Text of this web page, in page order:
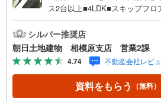
ス2台以上■4LDK■スキップフ
間はお電話が繋がりやすくなっ
特に問い合わせが集中するため
い。「室内・現地を見学する」
とご見学がスムーズです。【創
85年町田にて開業し、東京・
展開しております。契約件数5
シルバー推奨店
朝日土地建物 相模原支店 営業2課
4.74 不動産会社レビ
資料をもらう （無料）